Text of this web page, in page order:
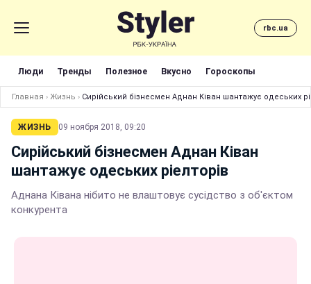
rbc.ua
Люди Тренды Полезное Вкусно Гороскопы
Главная › Жизнь › Сирійський бізнесмен Аднан Ківан шантажує одеських
ЖИЗНЬ 09 ноября 2018, 09:20
Сирійський бізнесмен Аднан Ківан
шантажує одеських ріелторів
Аднана Ківана нібито не влаштовує сусідство з об'єктом
конкурента